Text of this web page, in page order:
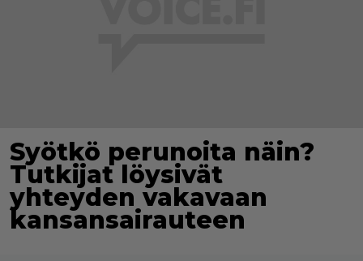
Syötkö perunoita näin?
Tutkijat löysivät
yhteyden vakavaan
kansansairauteen